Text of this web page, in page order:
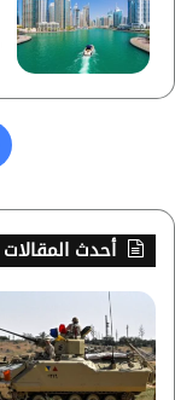
أحدث المقالات